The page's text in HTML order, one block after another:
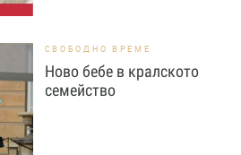
СВОБОДНО ВРЕМЕ
Ново бебе в кралското
семейство